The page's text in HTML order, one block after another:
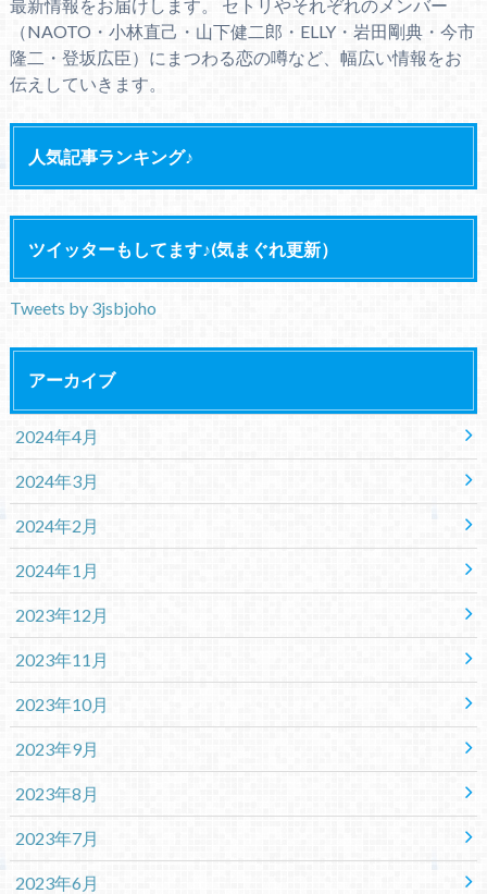
最新情報をお届けします。 セトリやそれぞれのメンバー
（NAOTO・小林直己・山下健二郎・ELLY・岩田剛典・今市
隆二・登坂広臣）にまつわる恋の噂など、幅広い情報をお
伝えしていきます。
人気記事ランキング♪
ツイッターもしてます♪(気まぐれ更新）
Tweets by 3jsbjoho
アーカイブ
2024年4月
2024年3月
2024年2月
2024年1月
2023年12月
2023年11月
2023年10月
2023年9月
2023年8月
2023年7月
2023年6月